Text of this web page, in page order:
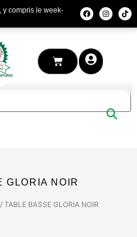
y compris le week-
GLORIA NOIR
/ TABLE BASSE GLORIA NOIR